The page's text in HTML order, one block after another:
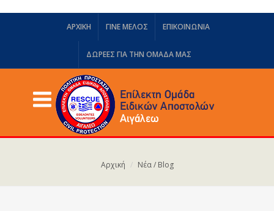
ΑΡΧΙΚΗ ΓΙΝΕ ΜΕΛΟΣ ΕΠΙΚΟΙΝΩΝΙΑ
ΔΩΡΕΈΣ ΓΙΑ ΤΗΝ ΟΜΆΔΑ ΜΑΣ
Αρχική Νέα / Blog